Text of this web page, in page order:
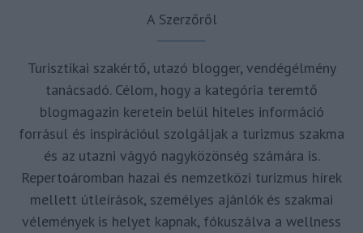
A Szerzőről
Turisztikai szakértő, utazó blogger, vendégélmény
tanácsadó. Célom, hogy a kategória teremtő
blogmagazin keretein belül hiteles információ
forrásul és inspirációul szolgáljak a turizmus szakma
és az utazni vágyó nagyközönség számára is.
Repertoáromban hazai és nemzetközi turizmus hírek
mellett útleírások, személyes ajánlók és szakmai
vélemények is helyet kapnak, fókuszálva a wellness